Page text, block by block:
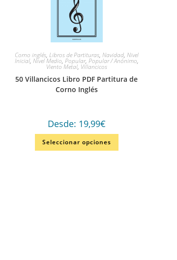
Corno inglés, Libros de Partituras, Navidad, Nivel
Inicial, Nivel Medio, Popular, Popular / Anónimo,
Viento Metal, Villancicos
50 Villancicos Libro PDF Partitura de
Corno Inglés
Desde: 19,99€
Seleccionar opciones